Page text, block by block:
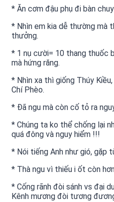
* Ăn cơm đậu phụ đi bàn
* Nhìn em kia dễ thường mà
thưởng.
* 1 nụ cười= 10 thang thuốc
mà hứng răng.
* Nhìn xa thì giống Thúy
Chí Phèo.
* Đã ngu mà còn cố tỏ ra
* Chúng ta ko thể chống lại
quá đông và nguy hiểm !!!
* Nói tiếng Anh như gió, gặp
* Thà ngu vì thiếu i ốt còn
* Cống rãnh đòi sánh vs đại
Kênh mương đòi tương